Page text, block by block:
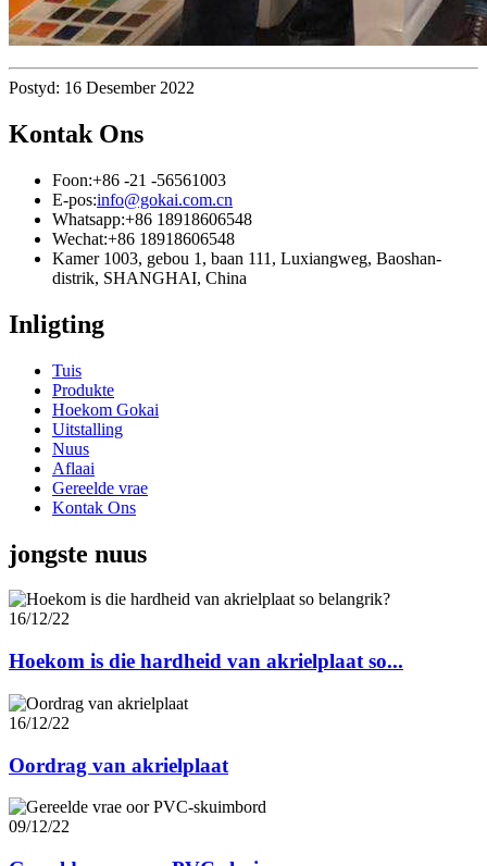
Postyd: 16 Desember 2022
Kontak Ons
Foon:+86 -21 -56561003
E-pos:info@gokai.com.cn
Whatsapp:+86 18918606548
Wechat:+86 18918606548
Kamer 1003, gebou 1, baan 111, Luxiangweg, Baoshan-
distrik, SHANGHAI, China
Inligting
Tuis
Produkte
Hoekom Gokai
Uitstalling
Nuus
Aflaai
Gereelde vrae
Kontak Ons
jongste nuus
16/12/22
Hoekom is die hardheid van akrielplaat so...
16/12/22
Oordrag van akrielplaat
09/12/22